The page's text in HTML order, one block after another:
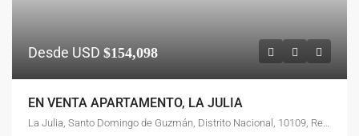
Desde USD $154,098
EN VENTA APARTAMENTO, LA JULIA